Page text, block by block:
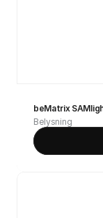
beMatrix
Belysning